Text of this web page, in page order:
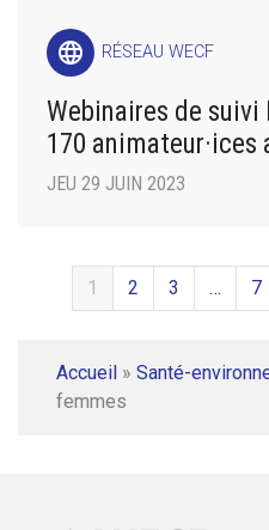
language RÉSEAU WECF
Webinaires de
170 animateur·ices
JEU 29 JUIN 2023
1 2 3 … 7
Accueil » Santé-
femmes